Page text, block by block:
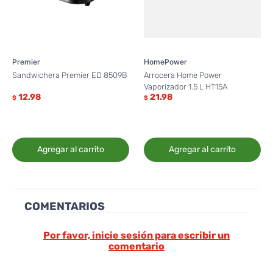
Premier
Sandwichera Premier ED 8509B
$ 12.98
Agregar al carrito
HomePower
Arrocera Home Power
Vaporizador 1.5 L HT15A
$ 21.98
Agregar al carrito
COMENTARIOS
Por favor, inicie sesión para escribir un
comentario